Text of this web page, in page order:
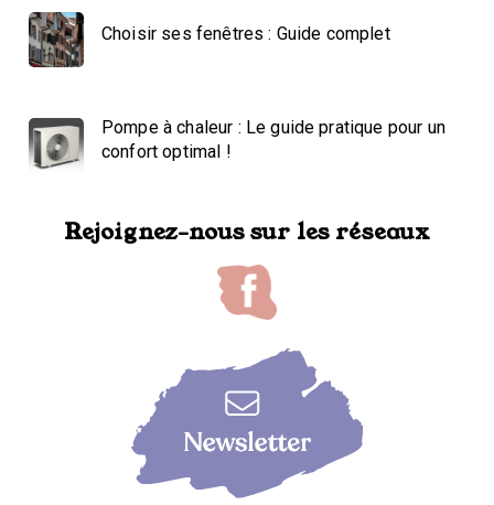
Choisir ses fenêtres : Guide complet
Pompe à chaleur : Le guide pratique pour un
confort optimal !
Rejoignez-nous sur les réseaux